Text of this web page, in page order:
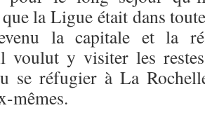
la Ligue était dans
la capitale et la
voulut y visiter les
se réfugier à La
mêmes.